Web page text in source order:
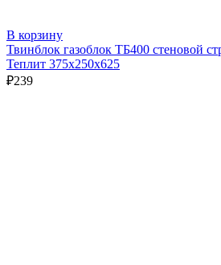
В корзину
Твинблок газоблок ТБ400 стеновой
Теплит 375х250х625
₽239